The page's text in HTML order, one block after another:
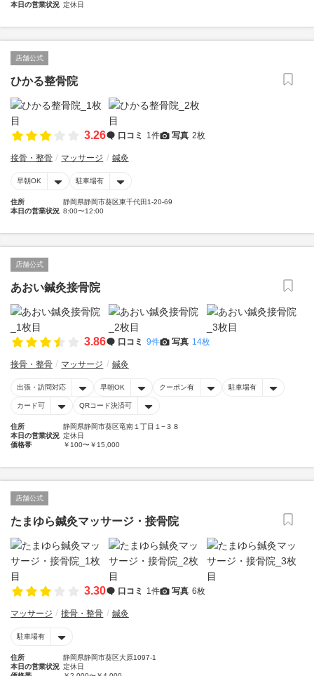
本日の営業状況 定休日
店舗公式
ひかる整骨院
3.26 口コミ 1件 写真 2枚
接骨・整骨 マッサージ 鍼灸
早朝OK 駐車場有
住所
静岡県静岡市葵区東千代田1-20-69
本日の営業状況 8:00〜12:00
店舗公式
あおい鍼灸接骨院
3.86 口コミ 9件 写真 14枚
接骨・整骨 マッサージ 鍼灸
出張・訪問対応 早朝OK クーポン有 駐車場有
カード可 QRコード決済可
住所
静岡県静岡市葵区竜南１丁目１−３８
本日の営業状況 定休日
価格帯
￥100〜￥15,000
店舗公式
たまゆら鍼灸マッサージ・接骨院
3.30 口コミ 1件 写真 6枚
マッサージ 接骨・整骨 鍼灸
駐車場有
住所
静岡県静岡市葵区大原1097-1
本日の営業状況 定休日